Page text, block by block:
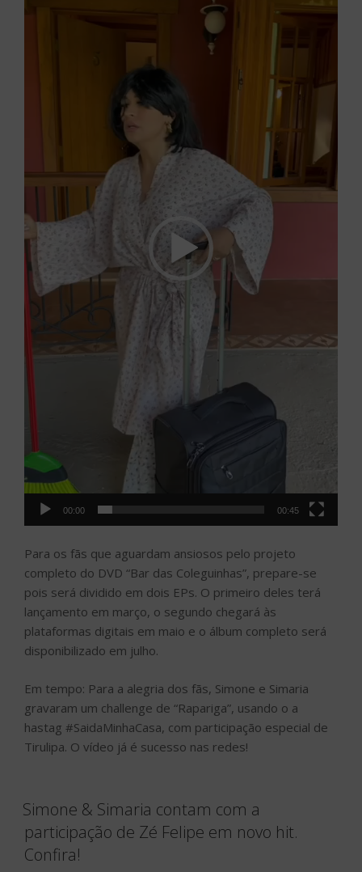
00:00 00:45
Para os fãs que aguardam ansiosos pelo projeto
completo do DVD “Bar das Coleguinhas”, prepare-se
pois será dividido em dois EPs. O primeiro deles terá
lançamento em março, o segundo chegará às
plataformas digitais em maio e o álbum completo será
disponibilizado em julho.
Em tempo: Para a alegria dos fãs, Simone e Simaria
gravaram um challenge de “Rapariga”, usando o a
hastag #SaidaMinhaCasa, com participação especial de
Tirulipa. O vídeo já é sucesso nas redes!
Simone & Simaria contam com a
participação de Zé Felipe em novo hit.
Confira!